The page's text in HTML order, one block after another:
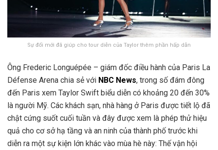
Sự đổi mới đã giúp cho tour diễn của Taylor thêm phần hấp dẫn
Ông Frederic Longuépée – giám đốc điều hành của Paris La
Défense Arena chia sẻ với NBC News, trong số đám đông
đến Paris xem Taylor Swift biểu diễn có khoảng 20 đến 30%
là người Mỹ. Các khách sạn, nhà hàng ở Paris được tiết lộ đã
chật cứng suốt cuối tuần và đây được xem là phép thử hiệu
quả cho cơ sở hạ tầng và an ninh của thành phố trước khi
diễn ra một sự kiện lớn khác vào mùa hè này: Thế vận hội